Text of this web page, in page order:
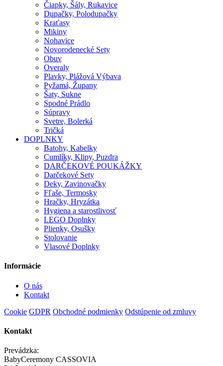
Čiapky, Šály, Rukavice
Dupačky, Polodupačky
Kraťasy
Mikiny
Nohavice
Novorodenecké Sety
Obuv
Overaly
Plavky, Plážová Výbava
Pyžamá, Župany
Šaty, Sukne
Spodné Prádlo
Súpravy
Svetre, Bolerká
Tričká
DOPLNKY
Batohy, Kabelky
Cumlíky, Klipy, Puzdra
DARČEKOVÉ POUKÁŽKY
Darčekové Sety
Deky, Zavinovačky
Fľaše, Termosky
Hračky, Hryzátka
Hygiena a starostlivosť
LEGO Doplnky
Plienky, Osušky
Stolovanie
Vlasové Doplnky
Informácie
O nás
Kontakt
Cookie GDPR Obchodné podmienky Odstúpenie od zmluvy
Kontakt
Prevádzka:
BabyCeremony CASSOVIA